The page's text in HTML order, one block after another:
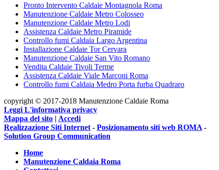
Pronto Intervento Caldaie Montagnola Roma
Manutenzione Caldaie Metro Colosseo
Manutenzione Caldaie Metro Lodi
Assistenza Caldaie Metro Piramide
Controllo fumi Caldaia Largo Argentina
Installazione Caldaie Tor Cervara
Manutenzione Caldaie San Vito Romano
Vendita Caldaie Tivoli Terme
Assistenza Caldaie Viale Marconi Roma
Controllo fumi Caldaia Medro Porta furba Quadraro
copyright © 2017-2018 Manutenzione Caldaie Roma
Leggi L'informativa privacy
Mappa del sito | Accedi
Realizzazione Siti Internet - Posizionamento siti web ROMA -
Solution Group Communication
Home
Manutenzione Caldaia Roma